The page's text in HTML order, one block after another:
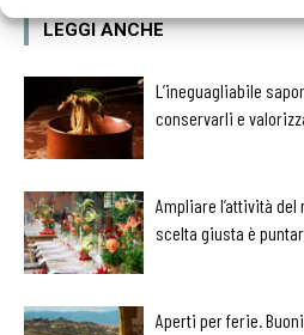
LEGGI ANCHE
L’ineguagliabile
conservarli e
Ampliare l’attività
scelta giusta è
Aperti per ferie.